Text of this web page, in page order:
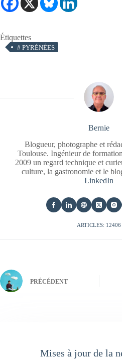
Étiquettes
# PYRÉNÉES
Bernie
Blogueur, photographe et
Toulouse. Ingénieur de
2009 un regard technique et
culture, la gastronomie et le
LinkedIn
ARTICLES: 12406
PRÉCÉDENT
Mises à jour de la